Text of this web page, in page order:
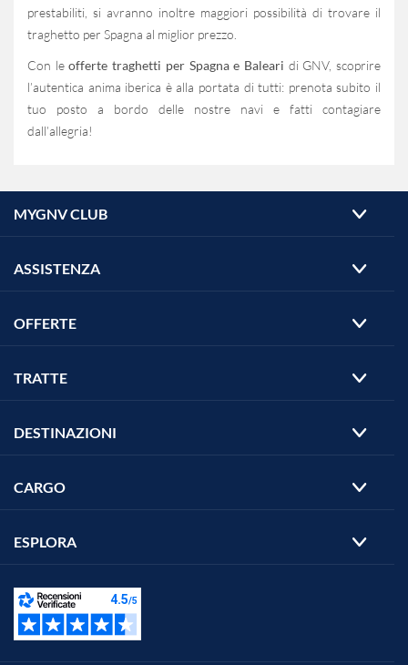
prestabiliti, si avranno inoltre maggiori possibilità di trovare il
traghetto per Spagna al miglior prezzo.
Con leofferte traghetti per Spagna e Baleari di GNV, scoprire
l’autentica anima iberica è alla portata di tutti: prenota subito il
tuo posto a bordo delle nostre navi e fatti contagiare
dall’allegria!
MYGNV CLUB
ASSISTENZA
OFFERTE
TRATTE
DESTINAZIONI
CARGO
ESPLORA